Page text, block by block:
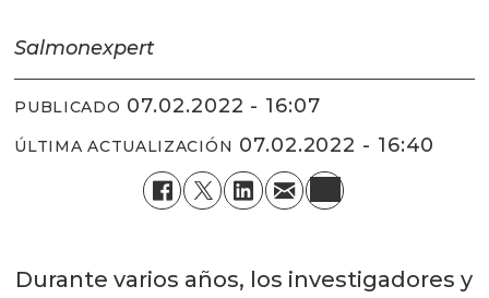
Salmonexpert
PUBLICADO 07.02.2022 - 16:07
ÚLTIMA ACTUALIZACIÓN 07.02.2022 - 16:40
Durante varios años, los investigadores y